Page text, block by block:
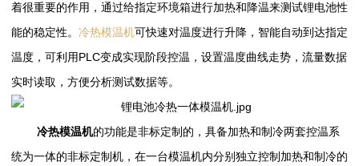
着很重要的作用，通过给指定环境箱进行加热和降温来测试锂电池性
能的稳定性。 冷热模温机可快速对温度进行升降，智能自动到达指定
温度，可利用PLC变成实现阶段控温，设置温度曲线走势，流量数据
实时读取，方便分析测试数据等。
冷热模温机的功能是非标定制的，具备加热和制冷两套控温系
统为一体的非标定制机，在一台模温机内分别独立控制加热和制冷的